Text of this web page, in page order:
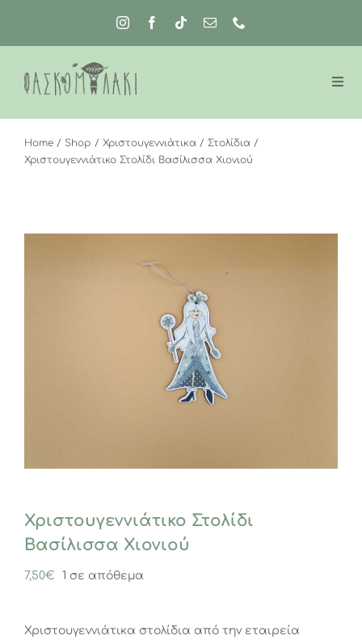
περιεχόμενο
Home Shop Χριστουγεννιάτικα
Στολίδια
Χριστουγεννιάτικο Στολίδι Βασίλισσα Χιονιού
Χριστουγεννιάτικο Στολίδι
Βασίλισσα Χιονιού
7,50€ 1 σε απόθεμα
Χριστουγεννιάτικα στολίδια από την εταιρεία